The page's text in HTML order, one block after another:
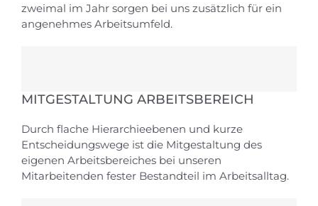
zweimal im Jahr sorgen bei uns zusätzlich für ein
angenehmes Arbeitsumfeld.
MITGESTALTUNG ARBEITSBEREICH
Durch flache Hierarchieebenen und kurze
Entscheidungswege ist die Mitgestaltung des
eigenen Arbeitsbereiches bei unseren
Mitarbeitenden fester Bestandteil im Arbeitsalltag.